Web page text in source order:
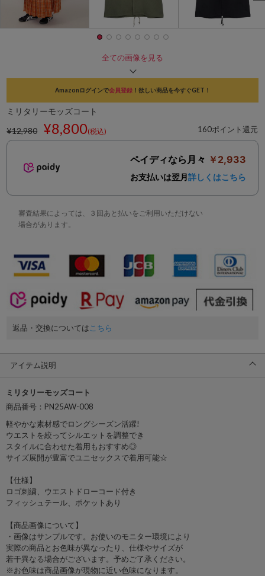
全ての画像を見る
Amazonログインで会員登録！欲しい商品を今すぐGET！
ミリタリーモッズコート
¥12,980
¥8,800(税込) 160ポイント還元
ペイディなら月々 ￥2,933
お支払いは翌月 詳しくはこちら
審査結果によっては、３回あと払いをご利用いただけない
場合があります。
返品・交換についてはこちら
アイテム説明
ミリタリーモッズコート
商品番号：PN25AW-008
軽やかな素材感でロングシーズン活躍!
ウエストを絞ってシルエットを調整でき
スタイルに合わせた着用もおすすめ◎
サイズ展開が豊富でユニセックスで着用可能☆
【仕様】
ロゴ刺繍、ウエストドローコード付き
フィッシュテール、ポケットあり
【商品画像について】
・画像はサンプルです。お使いのモニター環境により
実際の商品とお色味が異なったり、仕様やサイズが
若干異なる場合がございます。予めご了承ください。
※お色味は商品画像が現物に近い色味になります。